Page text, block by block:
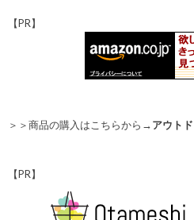
【PR】
＞＞商品の購入はこちらから→アウト
【PR】